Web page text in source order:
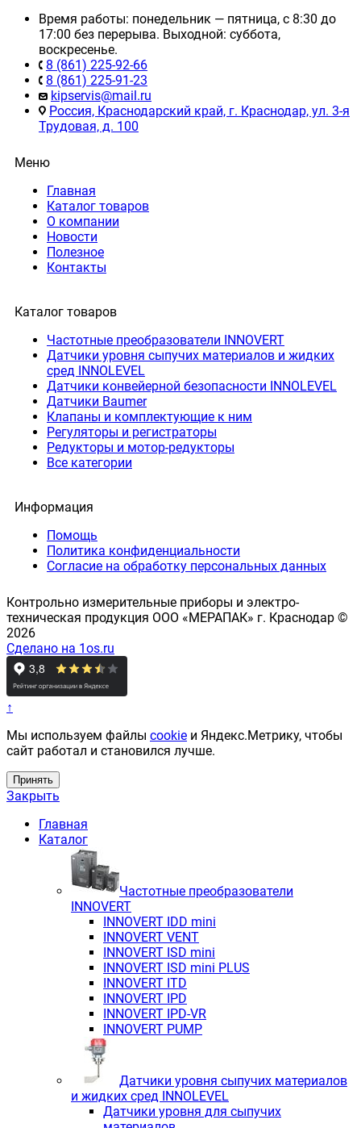
Время работы: понедельник — пятница, с 8:30 до
17:00 без перерыва. Выходной: суббота,
воскресенье.
8 (861) 225-92-66
8 (861) 225-91-23
kipservis@mail.ru
Россия, Краснодарский край, г. Краснодар, ул. 3-я
Трудовая, д. 100
Меню
Главная
Каталог товаров
О компании
Новости
Полезное
Контакты
Каталог товаров
Частотные преобразователи INNOVERT
Датчики уровня сыпучих материалов и жидких
сред INNOLEVEL
Датчики конвейерной безопасности INNOLEVEL
Датчики Baumer
Клапаны и комплектующие к ним
Регуляторы и регистраторы
Редукторы и мотор-редукторы
Все категории
Информация
Помощь
Политика конфиденциальности
Согласие на обработку персональных данных
Контрольно измерительные приборы и электро-
техническая продукция ООО «МЕРАПАК» г. Краснодар ©
2026
Сделано на 1os.ru
↑
Мы используем файлы cookie и Яндекс.Метрику, чтобы
сайт работал и становился лучше.
Принять
Закрыть
Главная
Каталог
Частотные преобразователи
INNOVERT
INNOVERT IDD mini
INNOVERT VENT
INNOVERT ISD mini
INNOVERT ISD mini PLUS
INNOVERT ITD
INNOVERT IРD
INNOVERT IРD-VR
INNOVERT PUMP
Датчики уровня сыпучих материалов
и жидких сред INNOLEVEL
Датчики уровня для сыпучих